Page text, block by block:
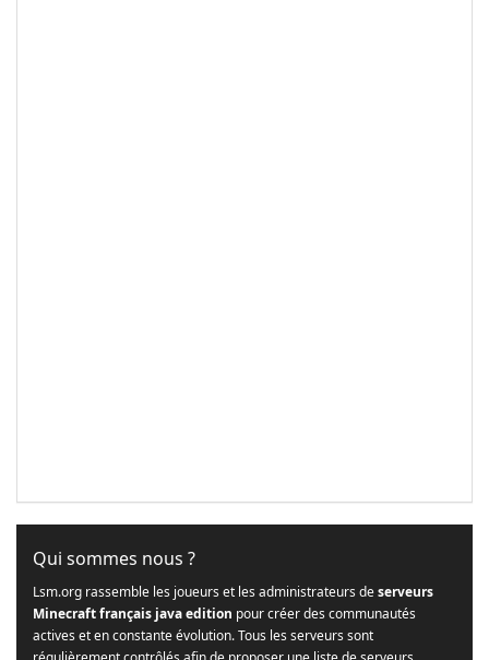
Qui sommes nous ?
Lsm.org rassemble les joueurs et les administrateurs deserveurs
Minecraft français java edition pour créer des communautés
actives et en constante évolution. Tous les serveurs sont